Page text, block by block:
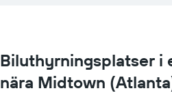
Biluthyrningsplatser i
nära Midtown